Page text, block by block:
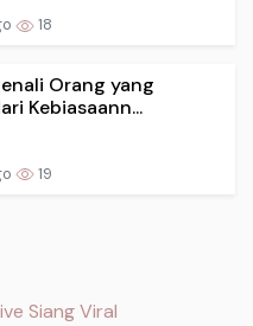
18
Orang yang
Kebiasaann...
19
Siang Viral